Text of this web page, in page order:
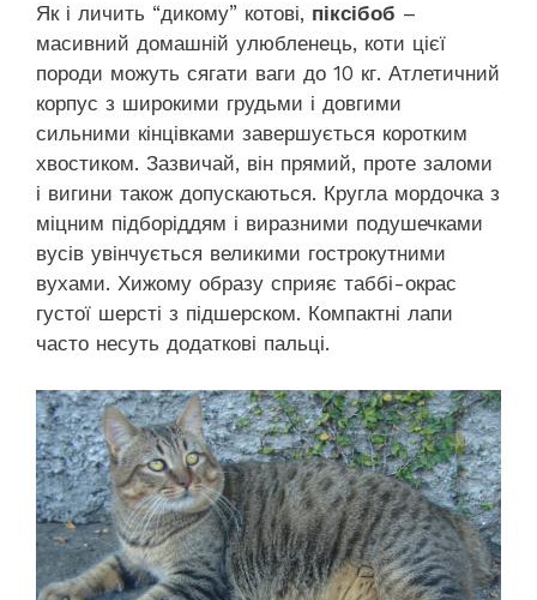
Як і личить “дикому” котові, піксібоб –
масивний домашній улюбленець, коти цієї
породи можуть сягати ваги до 10 кг. Атлетичний
корпус з широкими грудьми і довгими
сильними кінцівками завершується коротким
хвостиком. Зазвичай, він прямий, проте заломи
і вигини також допускаються. Кругла мордочка з
міцним підборіддям і виразними подушечками
вусів увінчується великими гострокутними
вухами. Хижому образу сприяє таббі-окрас
густої шерсті з підшерском. Компактні лапи
часто несуть додаткові пальці.